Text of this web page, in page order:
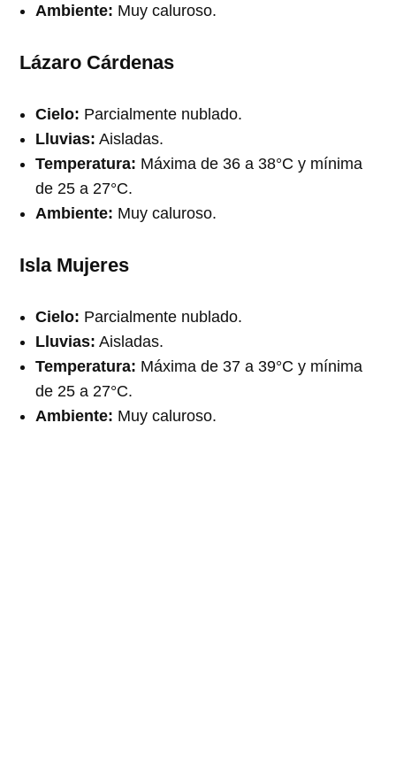
Ambiente: Muy caluroso.
Lázaro Cárdenas
Cielo: Parcialmente nublado.
Lluvias: Aisladas.
Temperatura: Máxima de 36 a 38°C y mínima
de 25 a 27°C.
Ambiente: Muy caluroso.
Isla Mujeres
Cielo: Parcialmente nublado.
Lluvias: Aisladas.
Temperatura: Máxima de 37 a 39°C y mínima
de 25 a 27°C.
Ambiente: Muy caluroso.